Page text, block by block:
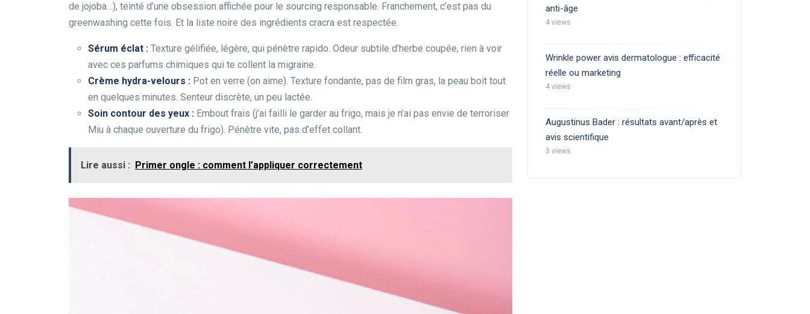
de jojoba…), teinté d’une obsession affichée pour le sourcing responsable. Franchement, c’est pas du
greenwashing cette fois. Et la liste noire des ingrédients cracra est respectée.
Sérum éclat : Texture gélifiée, légère, qui pénètre rapido. Odeur subtile d’herbe coupée, rien à voir
avec ces parfums chimiques qui te collent la migraine.
Crème hydra-velours : Pot en verre (on aime). Texture fondante, pas de film gras, la peau boit tout
en quelques minutes. Senteur discrète, un peu lactée.
Soin contour des yeux : Embout frais (j’ai failli le garder au frigo, mais je n’ai pas envie de terroriser
Miu à chaque ouverture du frigo). Pénètre vite, pas d’effet collant.
Lire aussi : Primer ongle : comment l’appliquer correctement
anti-âge
4 views
Wrinkle power avis dermatologue : efficacité
réelle ou marketing
4 views
Augustinus Bader : résultats avant/après et
avis scientifique
3 views